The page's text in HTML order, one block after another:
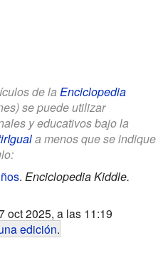
de la Enciclopedia
se puede utilizar
y educativos bajo la
a menos que se indique
. Enciclopedia Kiddle.
oct 2025, a las 11:19
edición.